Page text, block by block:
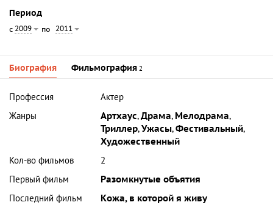
Период
с 2009 по 2011
Биография Фильмография 2
Профессия
Актер
Жанры
Артхаус,Драма, Мелодрама,
Триллер,Ужасы,Фестивальный,
Художественный
Кол-во фильмов
2
Первый фильм
Разомкнутые объятия
Последний фильм
Кожа, в которой я живу